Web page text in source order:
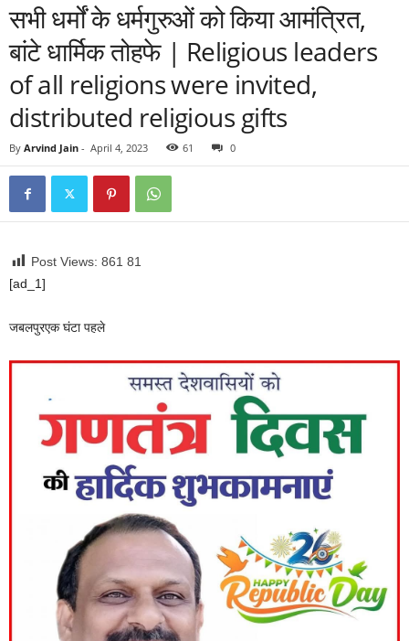
सभी धर्मों के धर्मगुरुओं को किया आमंत्रित,
बांटे धार्मिक तोहफे | Religious leaders
of all religions were invited,
distributed religious gifts
By Arvind Jain - April 4, 2023 61 0
Post Views: 861 81
[ad_1]
जबलपुरएक घंटा पहले